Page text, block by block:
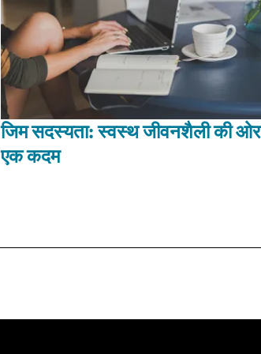
जिम सदस्यता: स्वस्थ जीवनशैली की ओर
एक कदम